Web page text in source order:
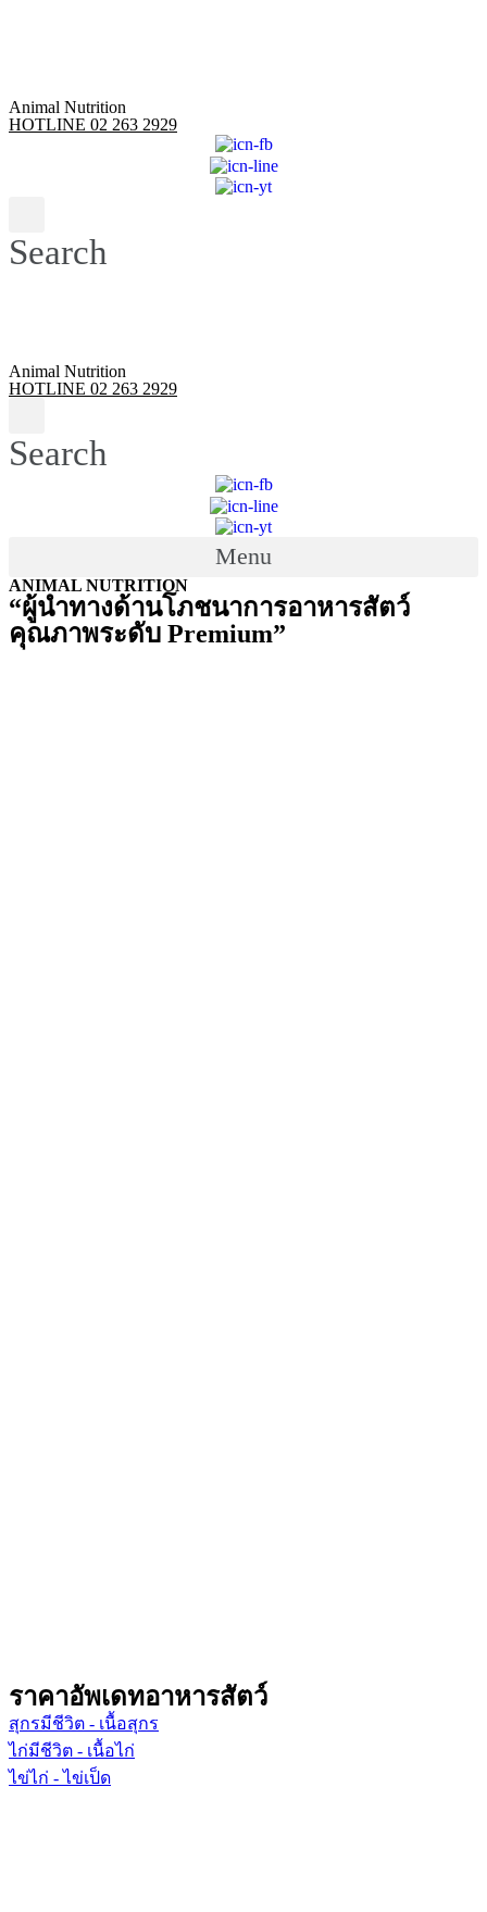
Animal Nutrition
HOTLINE 02 263 2929
Search
Animal Nutrition
HOTLINE 02 263 2929
Search
Menu
ANIMAL NUTRITION
“ผู้นำทางด้านโภชนาการอาหารสัตว์
คุณภาพระดับ Premium”
ราคาอัพเดทอาหารสัตว์
สุกรมีชีวิต - เนื้อสุกร
ไก่มีชีวิต - เนื้อไก่
ไข่ไก่ - ไข่เป็ด